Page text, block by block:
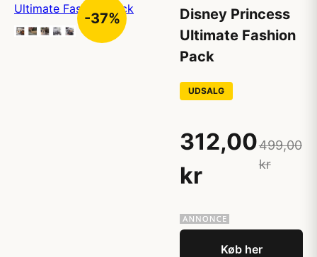
-37%
Disney Princess
Ultimate Fashion
Pack
UDSALG
312,00
kr
499,00
kr
Køb her